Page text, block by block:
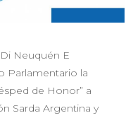
Neuquén E
Parlamentario la
de Honor” a
Sarda Argentina y